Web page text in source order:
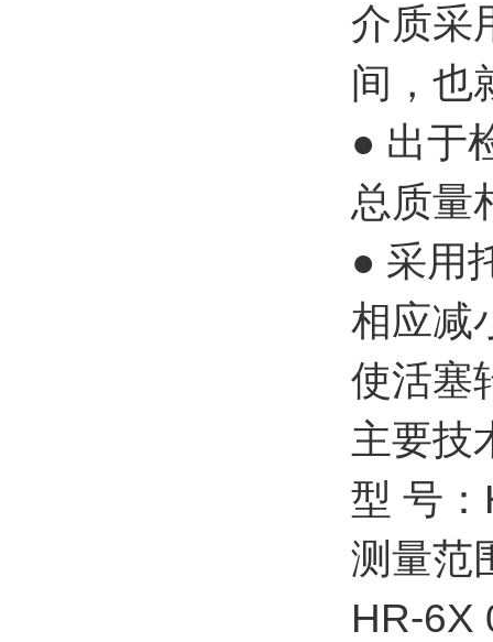
介质采
间，也
● 出于
总质量
● 采用
相应减
使活塞
主要技
型 号
测量范
HR-6X